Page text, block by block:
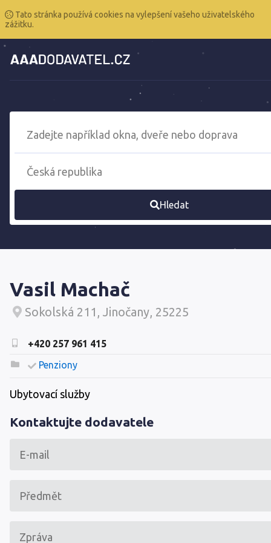
Tato stránka používá cookies na vylepšení vašeho uživatelského
zážitku.
Hledat
Vasil Machač
Sokolská 211, Jinočany, 25225
+420 257 961 415
Penziony
Ubytovací služby
Kontaktujte dodavatele